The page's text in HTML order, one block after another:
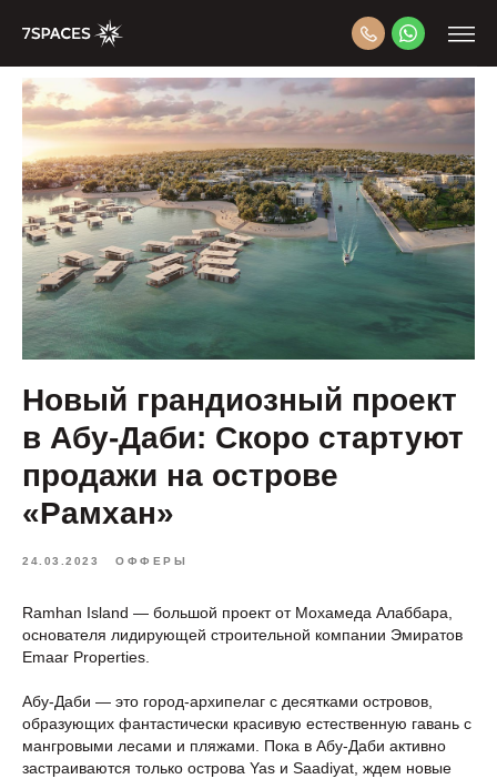
Новый грандиозный проект
в Абу-Даби: Скоро стартуют
продажи на острове
«Рамхан»
24.03.2023 ОФФЕРЫ
Ramhan Island — большой проект от Мохамеда Алаббара,
основателя лидирующей строительной компании Эмиратов
Emaar Properties.
Абу-Даби — это город-архипелаг с десятками островов,
образующих фантастически красивую естественную гавань с
мангровыми лесами и пляжами. Пока в Абу-Даби активно
застраиваются только острова Yas и Saadiyat, ждем новые